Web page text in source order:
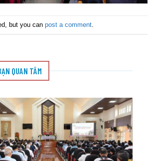
but you can post a comment
QUAN TÂM